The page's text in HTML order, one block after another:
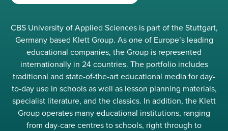
CBS University of Applied Sciences is part of the Stuttgart,
Germany based Klett Group. As one of Europe’s leading
educational companies, the Group is represented
internationally in 24 countries. The portfolio includes
traditional and state-of-the-art educational media for day-
to-day use in schools as well as lesson planning materials,
specialist literature, and the classics. In addition, the Klett
Group operates many educational institutions, ranging
from day-care centres to schools, right through to